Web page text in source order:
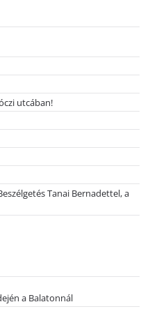
utcában!
Tanai Bernadettel, a
a Balatonnál